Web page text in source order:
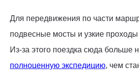
Для передвижения по части
подвесные мосты и узкие
Из-за этого поездка сюда больше
полноценную экспедицию, чем